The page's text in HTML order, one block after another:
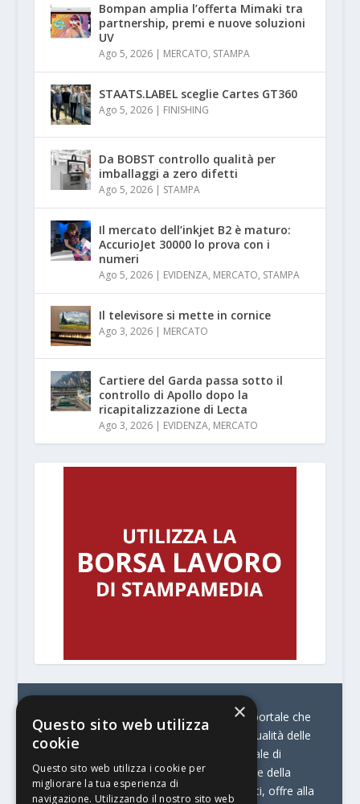
Bompan amplia l’offerta Mimaki tra
partnership, premi e nuove soluzioni
UV
Ago 5, 2026| MERCATO, STAMPA
STAATS.LABEL sceglie Cartes GT360
Ago 5, 2026| FINISHING
Da BOBST controllo qualità per
imballaggi a zero difetti
Ago 5, 2026| STAMPA
Il mercato dell’inkjet B2 è maturo:
AccurioJet 30000 lo prova con i
numeri
Ago 5, 2026| EVIDENZA, MERCATO, STAMPA
Il televisore si mette in cornice
Ago 3, 2026| MERCATO
Cartiere del Garda passa sotto il
controllo di Apollo dopo la
ricapitalizzazione di Lecta
Ago 3, 2026| EVIDENZA, MERCATO
© Stratego Group –
stampamedia.net è il portale che
racconta le innovazioni tecnologiche e l’attualità delle
aziende di stampa e di converting. È il portale di
riferimento per chi opera in Italia nel settore della
comunicazione stampata. Oltre ai contenuti, offre alla
×
Questo sito web utilizza
cookie
Questo sito web utilizza i cookie per
migliorare la tua esperienza di
navigazione. Utilizzando il nostro sito web